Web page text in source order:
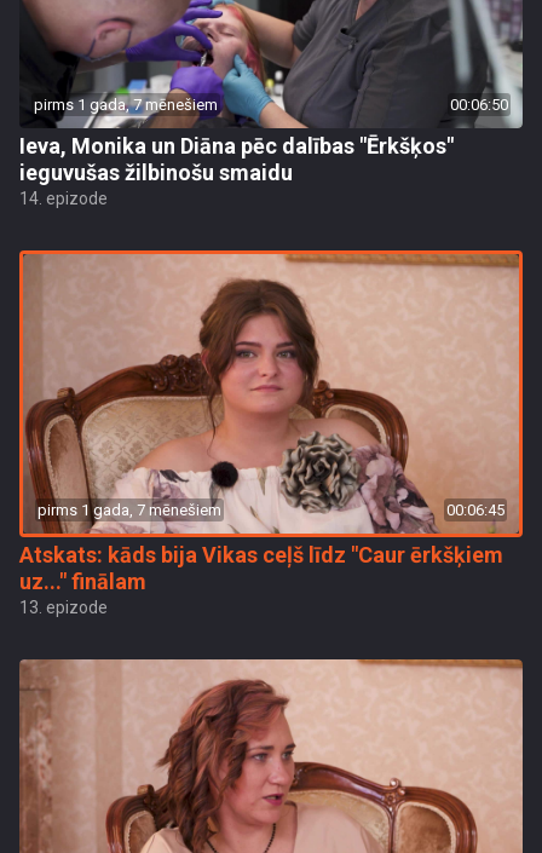
pirms 1 gada, 7 mēnešiem 00:06:50
Ieva, Monika un Diāna pēc dalības "Ērkšķos"
ieguvušas žilbinošu smaidu
14. epizode
pirms 1 gada, 7 mēnešiem 00:06:45
Atskats: kāds bija Vikas ceļš līdz "Caur ērkšķiem
uz..." finālam
13. epizode